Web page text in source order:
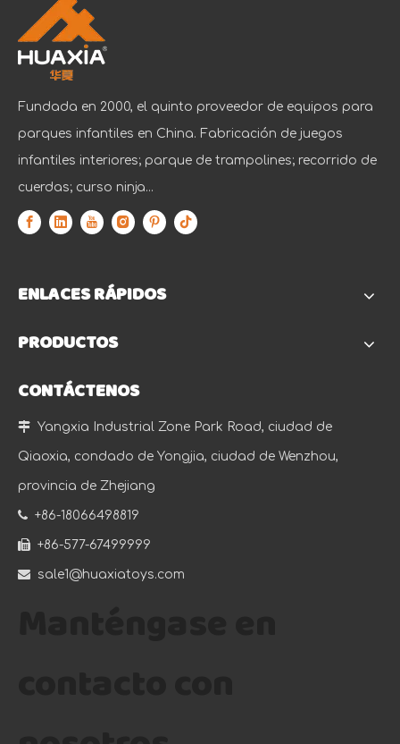
Fundada en 2000, el quinto proveedor de equipos para
parques infantiles en China. Fabricación de juegos
infantiles interiores; parque de trampolines; recorrido de
cuerdas; curso ninja...
ENLACES RÁPIDOS
PRODUCTOS
CONTÁCTENOS
 Yangxia Industrial Zone Park Road, ciudad de
Qiaoxia, condado de Yongjia, ciudad de Wenzhou,
provincia de Zhejiang
 +86-18066498819
 +86-577-67499999
 sale1@huaxiatoys.com